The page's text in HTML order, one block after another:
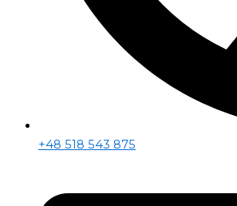
+48 518 543 875